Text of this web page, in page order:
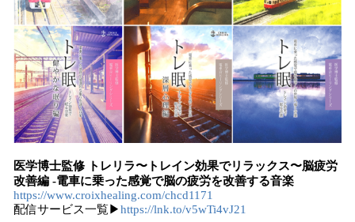
医学博士監修 トレリラ〜トレイン効果でリラックス〜脳疲労
改善編 -電車に乗った感覚で脳の疲労を改善する音楽
https://www.croixhealing.com/chcd1171
配信サービス⼀覧▶https://lnk.to/v5wTi4vJ21